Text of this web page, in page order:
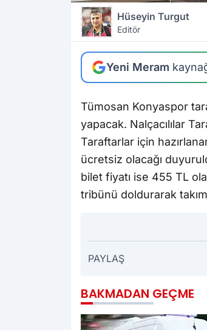
Hüseyin Turgut
Editör
Yeni Meram
Tümosan Konyaspor
yapacak. Nalçacılılar
Taraftarlar için
ücretsiz olacağı
bilet fiyatı ise 455 TL
tribünü doldurarak
PAYLAŞ
BAKMADAN GEÇME